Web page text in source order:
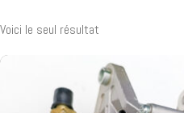
Voici le seul résultat